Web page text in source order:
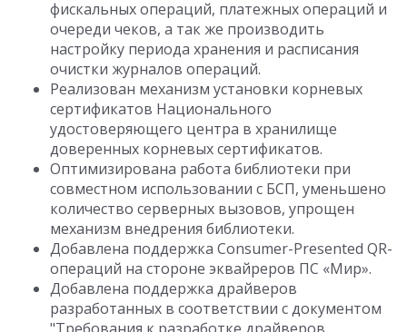
фискальных операций, платежных операций и
очереди чеков, а так же производить
настройку периода хранения и расписания
очистки журналов операций.
Реализован механизм установки корневых
сертификатов Национального
удостоверяющего центра в хранилище
доверенных корневых сертификатов.
Оптимизирована работа библиотеки при
совместном использовании с БСП, уменьшено
количество серверных вызовов, упрощен
механизм внедрения библиотеки.
Добавлена поддержка Consumer-Presented QR-
операций на стороне эквайреров ПС «Мир».
Добавлена поддержка драйверов
разработанных в соответствии с документом